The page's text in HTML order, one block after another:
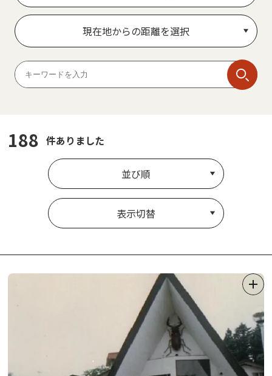
現在地からの距離を選択
188 件ありました
並び順
表示切替